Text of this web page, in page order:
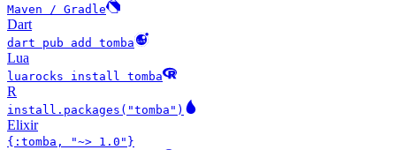
Maven / Gradle
Dart
dart pub add tomba
Lua
luarocks install tomba
R
install.packages("tomba")
Elixir
{:tomba, "~> 1.0"}